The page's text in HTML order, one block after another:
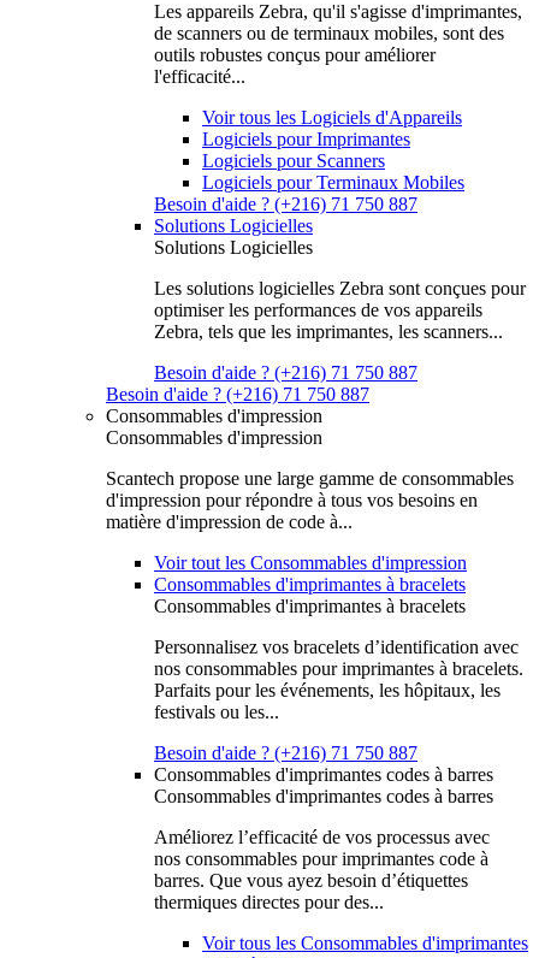
Les appareils Zebra, qu'il s'agisse d'imprimantes,
de scanners ou de terminaux mobiles, sont des
outils robustes conçus pour améliorer
l'efficacité...
Voir tous les Logiciels d'Appareils
Logiciels pour Imprimantes
Logiciels pour Scanners
Logiciels pour Terminaux Mobiles
Besoin d'aide ? (+216) 71 750 887
Solutions Logicielles
Solutions Logicielles
Les solutions logicielles Zebra sont conçues pour
optimiser les performances de vos appareils
Zebra, tels que les imprimantes, les scanners...
Besoin d'aide ? (+216) 71 750 887
Besoin d'aide ? (+216) 71 750 887
Consommables d'impression
Consommables d'impression
Scantech propose une large gamme de consommables
d'impression pour répondre à tous vos besoins en
matière d'impression de code à...
Voir tout les Consommables d'impression
Consommables d'imprimantes à bracelets
Consommables d'imprimantes à bracelets
Personnalisez vos bracelets d’identification avec
nos consommables pour imprimantes à bracelets.
Parfaits pour les événements, les hôpitaux, les
festivals ou les...
Besoin d'aide ? (+216) 71 750 887
Consommables d'imprimantes codes à barres
Consommables d'imprimantes codes à barres
Améliorez l’efficacité de vos processus avec
nos consommables pour imprimantes code à
barres. Que vous ayez besoin d’étiquettes
thermiques directes pour des...
Voir tous les Consommables d'imprimantes